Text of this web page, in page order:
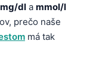
mg/dl a mmol/l
prečo naše
má tak